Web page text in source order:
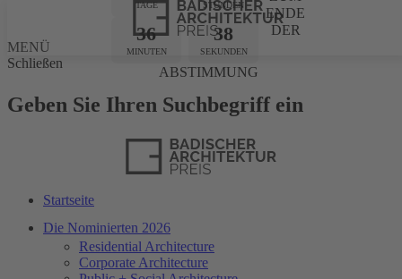
TAGE STUNDEN
36
MINUTEN
38
SEKUNDEN
ENDE
DER
ABSTIMMUNG
MENÜ
Schließen
Geben Sie Ihren Suchbegriff ein
Startseite
Die Nominierten 2026
Residential Architecture
Corporate Architecture